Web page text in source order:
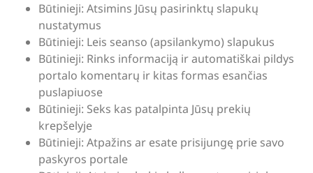
Būtinieji: Atsimins Jūsų pasirinktų slapukų
nustatymus
Būtinieji: Leis seanso (apsilankymo) slapukus
Būtinieji: Rinks informaciją ir automatiškai pildys
portalo komentarų ir kitas formas esančias
puslapiuose
Būtinieji: Seks kas patalpinta Jūsų prekių
krepšelyje
Būtinieji: Atpažins ar esate prisijungę prie savo
paskyros portale